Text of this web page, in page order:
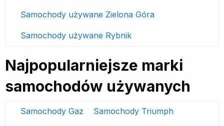
Samochody używane Zielona Góra
Samochody używane Rybnik
Najpopularniejsze marki
samochodów używanych
Samochody Gaz Samochody Triumph